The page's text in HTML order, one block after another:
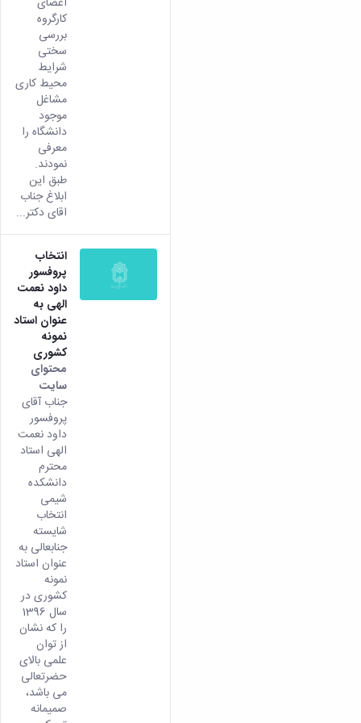
کارگروه
بررسی
سختی
شرایط
محیط کاری
مشاغل
موجود
دانشگاه را
معرفی
نمودند.
طبق این
ابلاغ جناب
اقای دکتر...
انتخاب
پروفسور
داود نعمت
الهی به
عنوان استاد
نمونه
کشوری
محتوای
سایت
جناب آقای
پروفسور
داود نعمت
الهی استاد
محترم
دانشکده
شیمی
انتخاب
شایسته
جنابعالی به
عنوان استاد
نمونه
کشوری در
سال 1396
را که نشان
از توان
علمی بالای
حضرتعالی
می باشد،
صمیمانه